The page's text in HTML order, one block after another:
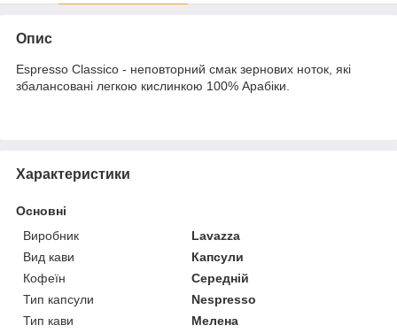
Опис
Espresso Classico - неповторний смак зернових ноток, які
збалансовані легкою кислинкою 100% Арабіки.
Характеристики
Основні
Виробник
Lavazza
Вид кави
Капсули
Кофеїн
Середній
Тип капсули
Nespresso
Тип кави
Мелена